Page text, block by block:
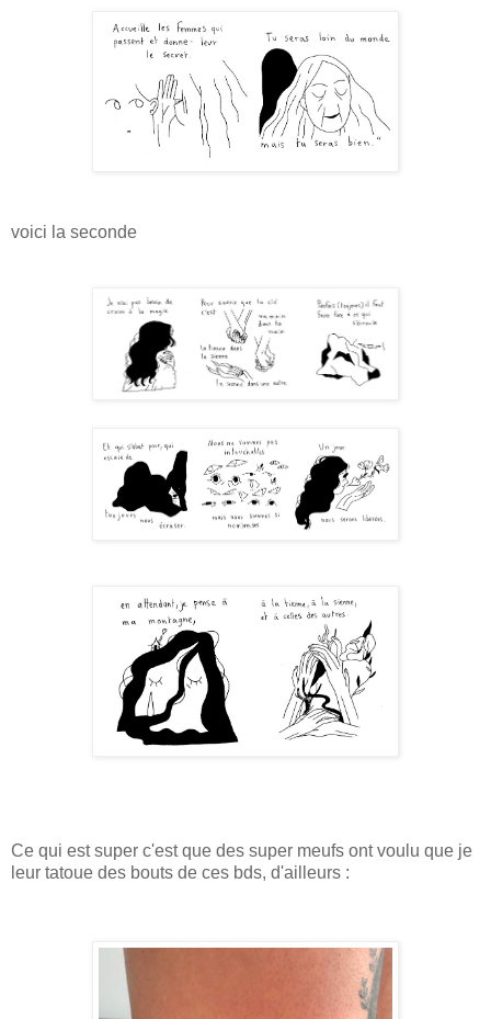
voici la seconde
Ce qui est super c'est que des super meufs ont voulu que je
leur tatoue des bouts de ces bds, d'ailleurs :